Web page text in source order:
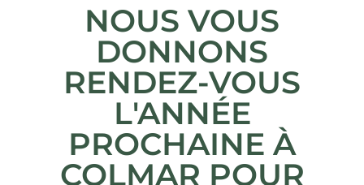
NOUS VOUS
DONNONS
RENDEZ-VOUS
L'ANNÉE
PROCHAINE À
COLMAR POUR